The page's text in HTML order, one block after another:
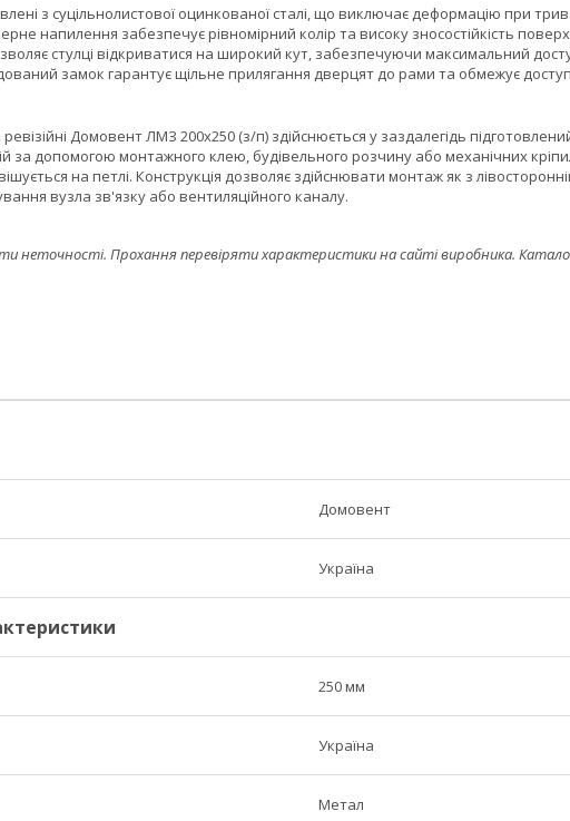
з суцільнолистової оцинкованої сталі, що виключає деформацію при
напилення забезпечує рівномірний колір та високу зносостійкість
стулці відкриватися на широкий кут, забезпечуючи максимальний
замок гарантує щільне прилягання дверцят до рами та обмежує доступ
Домовент ЛМЗ 200х250 (з/п) здійснюється у заздалегідь
за допомогою монтажного клею, будівельного розчину або механічних
на петлі. Конструкція дозволяє здійснювати монтаж як з
вузла зв'язку або вентиляційного каналу.
неточності. Прохання перевіряти характеристики на сайті виробника. Каталог
Домовент
Україна
250 мм
Україна
Метал